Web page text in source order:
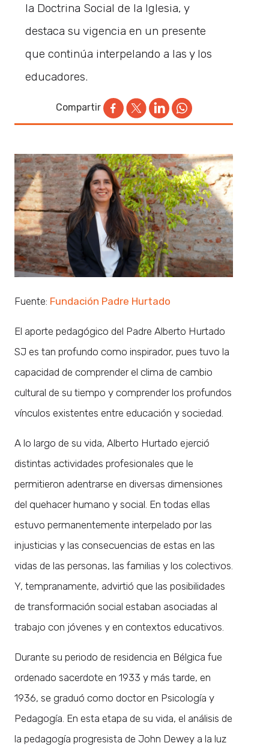
la Doctrina Social de la Iglesia, y
destaca su vigencia en un presente
que continúa interpelando a las y los
educadores.
Compartir
Fuente: Fundación Padre Hurtado
El aporte pedagógico del Padre Alberto Hurtado
SJ es tan profundo como inspirador, pues tuvo la
capacidad de comprender el clima de cambio
cultural de su tiempo y comprender los profundos
vínculos existentes entre educación y sociedad.
A lo largo de su vida, Alberto Hurtado ejerció
distintas actividades profesionales que le
permitieron adentrarse en diversas dimensiones
del quehacer humano y social. En todas ellas
estuvo permanentemente interpelado por las
injusticias y las consecuencias de estas en las
vidas de las personas, las familias y los colectivos.
Y, tempranamente, advirtió que las posibilidades
de transformación social estaban asociadas al
trabajo con jóvenes y en contextos educativos.
Durante su periodo de residencia en Bélgica fue
ordenado sacerdote en 1933 y más tarde, en
1936, se graduó como doctor en Psicología y
Pedagogía. En esta etapa de su vida, el análisis de
la pedagogía progresista de John Dewey a la luz